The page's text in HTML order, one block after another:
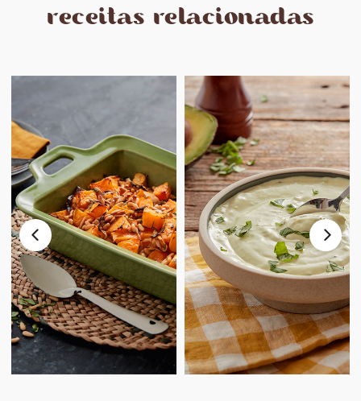
receitas relacionadas